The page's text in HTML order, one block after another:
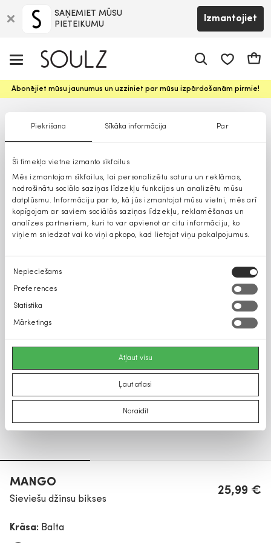
Piekrišana Sīkāka informācija Par
Šī tīmekļa vietne izmanto sīkfailus
Mēs izmantojam sīkfailus, lai personalizētu saturu un reklāmas,
nodrošinātu sociālo saziņas līdzekļu funkcijas un analizētu mūsu
datplūsmu. Informāciju par to, kā jūs izmantojat mūsu vietni, mēs arī
kopīgojam ar saviem sociālās saziņas līdzekļu, reklamēšanas un
analīzes partneriem, kuri to var apvienot ar citu informāciju, ko
viņiem sniedzat vai ko viņi apkopo, kad lietojat viņu pakalpojumus.
Piekrišanas
izvēle
Nepieciešams
Preferences
Statistika
Mārketings
Atļaut visu
Ļaut atlasi
Noraidīt
SAŅEMIET MŪSU
PIETEIKUMU
Izmantojiet
Abonējiet mūsu jaunumus un uzziniet par mūsu izpārdošanām pirmie!
MANGO
Sieviešu džinsu bikses
25,99 €
Krāsa: Balta